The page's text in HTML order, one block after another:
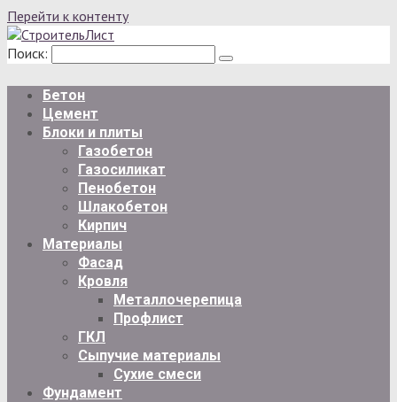
Перейти к контенту
Поиск:
Бетон
Цемент
Блоки и плиты
Газобетон
Газосиликат
Пенобетон
Шлакобетон
Кирпич
Материалы
Фасад
Кровля
Металлочерепица
Профлист
ГКЛ
Сыпучие материалы
Сухие смеси
Фундамент